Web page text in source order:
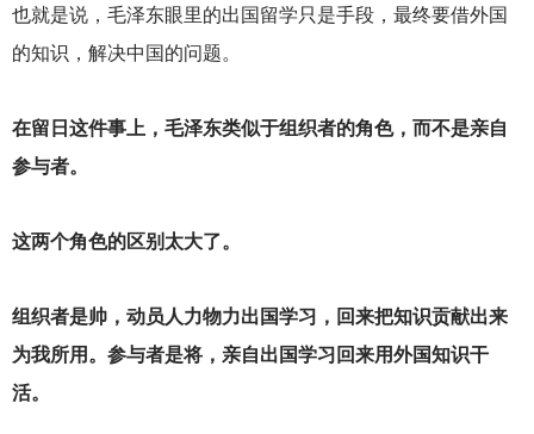
也就是说，毛泽东眼里的出国留学只是手段，最终要借外国
的知识，解决中国的问题。
在留日这件事上，毛泽东类似于组织者的角色，而不是亲自
参与者。
这两个角色的区别太大了。
组织者是帅，动员人力物力出国学习，回来把知识贡献出来
为我所用。参与者是将，亲自出国学习回来用外国知识干
活。